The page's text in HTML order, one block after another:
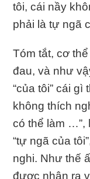
tôi, cái nầy
phải là tự ngã
Tóm tắt, cơ
đau, và như
“của tôi” cái
không thích
có thể làm …”,
“tự ngã của
nghi. Như thế
được nhận ra